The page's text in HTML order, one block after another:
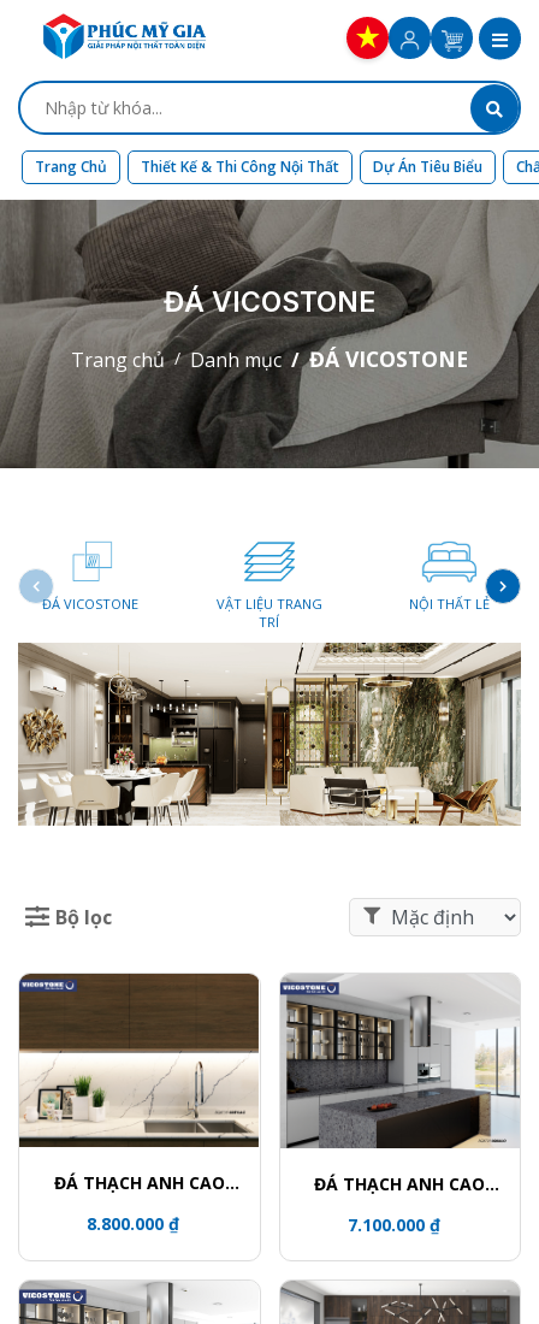
Trang Chủ Thiết Kế & Thi Công Nội Thất Dự Án Tiêu Biểu
ĐÁ VICOSTONE
Trang chủ Danh mục ĐÁ VICOSTONE
ĐÁ VICOSTONE
VẬT LIỆU TRANG
TRÍ
NỘI THẤT LẺ
Bộ lọc
ĐÁ THẠCH ANH CAO
8.800.000 ₫
ĐÁ THẠCH ANH CAO
7.100.000 ₫